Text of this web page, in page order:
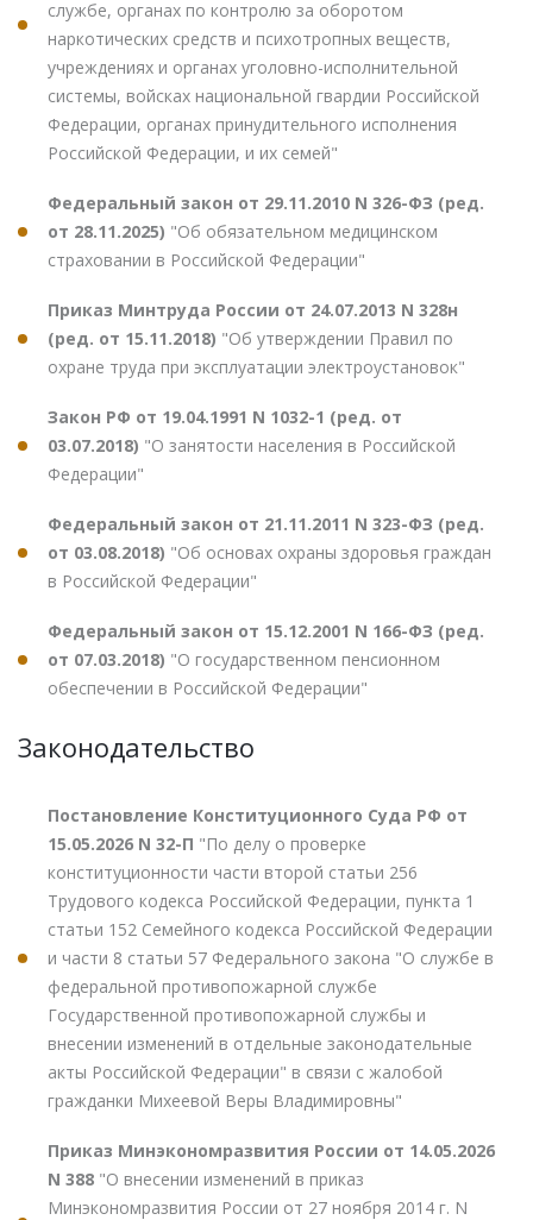
службе, органах по контролю за оборотом
наркотических средств и психотропных веществ,
учреждениях и органах уголовно-исполнительной
системы, войсках национальной гвардии Российской
Федерации, органах принудительного исполнения
Российской Федерации, и их семей"
Федеральный закон от 29.11.2010 N 326-ФЗ (ред.
от 28.11.2025) "Об обязательном медицинском
страховании в Российской Федерации"
Приказ Минтруда России от 24.07.2013 N 328н
(ред. от 15.11.2018) "Об утверждении Правил по
охране труда при эксплуатации электроустановок"
Закон РФ от 19.04.1991 N 1032-1 (ред. от
03.07.2018) "О занятости населения в Российской
Федерации"
Федеральный закон от 21.11.2011 N 323-ФЗ (ред.
от 03.08.2018) "Об основах охраны здоровья граждан
в Российской Федерации"
Федеральный закон от 15.12.2001 N 166-ФЗ (ред.
от 07.03.2018) "О государственном пенсионном
обеспечении в Российской Федерации"
Законодательство
Постановление Конституционного Суда РФ от
15.05.2026 N 32-П "По делу о проверке
конституционности части второй статьи 256
Трудового кодекса Российской Федерации, пункта 1
статьи 152 Семейного кодекса Российской Федерации
и части 8 статьи 57 Федерального закона "О службе в
федеральной противопожарной службе
Государственной противопожарной службы и
внесении изменений в отдельные законодательные
акты Российской Федерации" в связи с жалобой
гражданки Михеевой Веры Владимировны"
Приказ Минэкономразвития России от 14.05.2026
N 388 "О внесении изменений в приказ
Минэкономразвития России от 27 ноября 2014 г. N